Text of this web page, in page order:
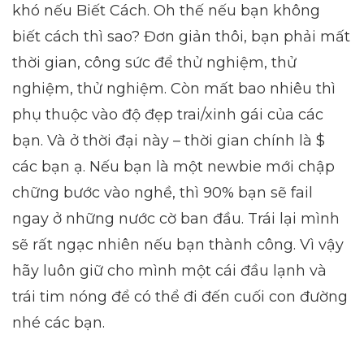
khó nếu Biết Cách. Oh thế nếu bạn không
biết cách thì sao? Đơn giản thôi, bạn phải mất
thời gian, công sức để thử nghiệm, thử
nghiệm, thử nghiệm. Còn mất bao nhiêu thì
phụ thuộc vào độ đẹp trai/xinh gái của các
bạn. Và ở thời đại này – thời gian chính là $
các bạn ạ. Nếu bạn là một newbie mới chập
chững bước vào nghề, thì 90% bạn sẽ fail
ngay ở những nước cờ ban đầu. Trái lại mình
sẽ rất ngạc nhiên nếu bạn thành công. Vì vậy
hãy luôn giữ cho mình một cái đầu lạnh và
trái tim nóng để có thể đi đến cuối con đường
nhé các bạn.